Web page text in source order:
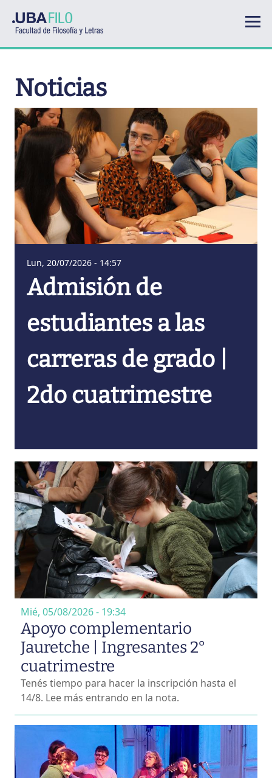
Noticias
Lun, 20/07/2026 - 14:57
Admisión de
estudiantes a las
carreras de grado |
2do cuatrimestre
Mié, 05/08/2026 - 19:34
Apoyo complementario
Jauretche | Ingresantes 2°
cuatrimestre
Tenés tiempo para hacer la inscripción hasta el
14/8. Lee más entrando en la nota.